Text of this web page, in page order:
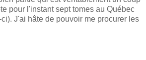
pour l'instant sept tomes au Québec
J'ai hâte de pouvoir me procurer les